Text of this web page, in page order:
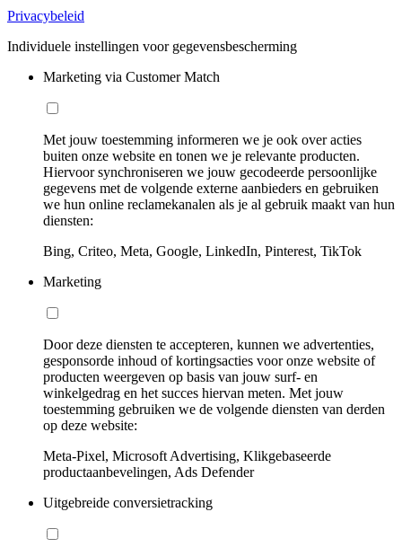
Privacybeleid
Individuele instellingen voor gegevensbescherming
Marketing via Customer Match
Met jouw toestemming informeren we je ook over acties
buiten onze website en tonen we je relevante producten.
Hiervoor synchroniseren we jouw gecodeerde persoonlijke
gegevens met de volgende externe aanbieders en gebruiken
we hun online reclamekanalen als je al gebruik maakt van hun
diensten:
Bing, Criteo, Meta, Google, LinkedIn, Pinterest, TikTok
Marketing
Door deze diensten te accepteren, kunnen we advertenties,
gesponsorde inhoud of kortingsacties voor onze website of
producten weergeven op basis van jouw surf- en
winkelgedrag en het succes hiervan meten. Met jouw
toestemming gebruiken we de volgende diensten van derden
op deze website:
Meta-Pixel, Microsoft Advertising, Klikgebaseerde
productaanbevelingen, Ads Defender
Uitgebreide conversietracking